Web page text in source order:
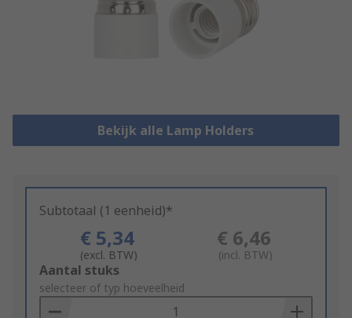
Bekijk alle Lamp Holders
Subtotaal (1 eenheid)*
€ 5,34
(excl. BTW)
€ 6,46
(incl. BTW)
Add
to
Basket
Aantal stuks
selecteer of typ hoeveelheid